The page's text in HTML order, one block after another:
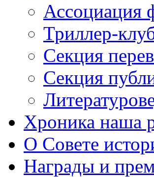
Ассоциация
Триллер-
Секция
Секция
Хроника наша
О Совете
Награды и